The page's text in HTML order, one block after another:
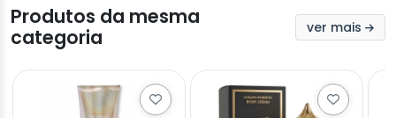
Produtos da mesma
categoria
ver mais